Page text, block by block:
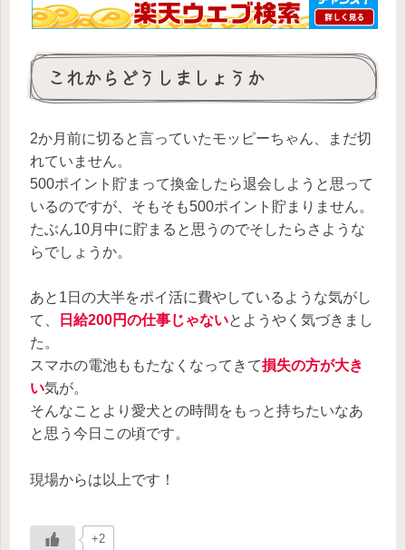
これからどうしましょうか
2か月前に切ると言っていたモッピーちゃん、まだ切
れていません。
500ポイント貯まって換金したら退会しようと思って
いるのですが、そもそも500ポイント貯まりません。
たぶん10月中に貯まると思うのでそしたらさような
らでしょうか。
あと1日の大半をポイ活に費やしているような気がし
て、
日給200円の仕事じゃないとようやく気づきまし
た。
スマホの電池ももたなくなってきて損失の方が大き
い気が。
そんなことより愛犬との時間をもっと持ちたいなあ
と思う今日この頃です。
現場からは以上です！
+2